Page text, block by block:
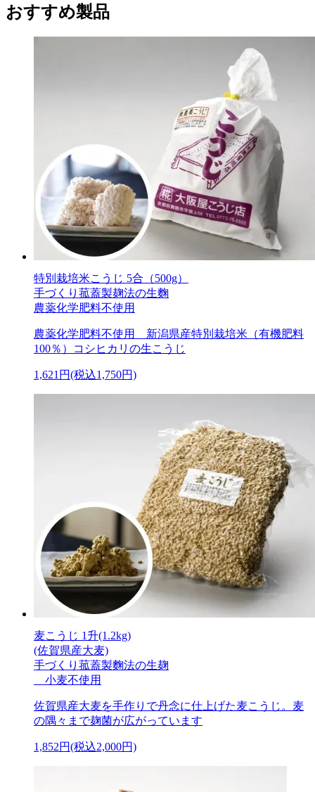
おすすめ製品
特別栽培米こうじ 5合（500g）
手づくり菰蓋製麹法の生麴
農薬化学肥料不使用
農薬化学肥料不使用 新潟県産特別栽培米（有機肥料
100％）コシヒカリの生こうじ
1,621円(税込1,750円)
麦こうじ 1升(1.2kg)
(佐賀県産大麦)
手づくり菰蓋製麴法の生麹
小麦不使用
佐賀県産大麦を手作りで丹念に仕上げた麦こうじ。麦
の隅々まで麹菌が広がっています
1,852円(税込2,000円)